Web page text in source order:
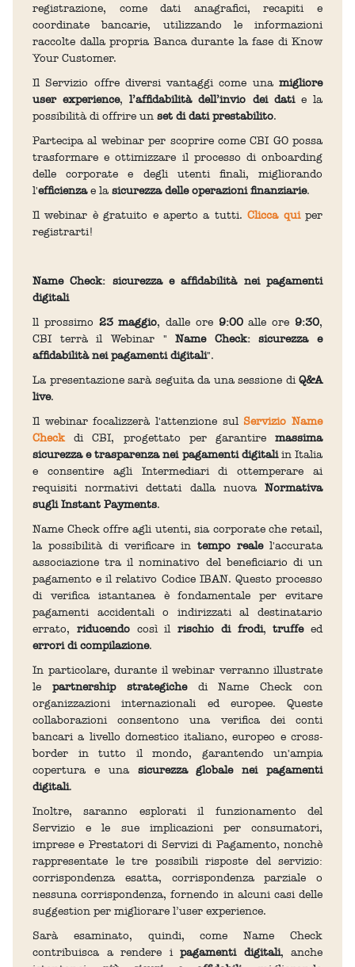
registrazione, come dati anagrafici, recapiti e
coordinate bancarie, utilizzando le informazioni
raccolte dalla propria Banca durante la fase di Know
Your Customer.
Il Servizio offre diversi vantaggi come una migliore
user experience,l’affidabilità dell’invio dei datie la
possibilità di offrire un set di dati prestabilito.
Partecipa al webinar per scoprire come CBI GO possa
trasformare e ottimizzare il processo di onboarding
delle corporate e degli utenti finali, migliorando
l'efficienzae la sicurezza delle operazioni finanziarie.
Il webinar è gratuito e aperto a tutti.Clicca quiper
registrarti!
Name Check: sicurezza e affidabilità nei pagamenti
digitali
ll prossimo 23 maggio, dalle ore 9:00alle ore9:30,
CBI terrà il Webinar "Name Check: sicurezza e
affidabilità nei pagamenti digitali".
La presentazione sarà seguita da una sessione diQ&A
live.
Il webinar focalizzerà l'attenzione sulServizio Name
Checkdi CBI, progettato per garantire massima
sicurezza e trasparenza nei pagamenti digitaliin Italia
e consentire agli Intermediari di ottemperare ai
requisiti normativi dettati dalla nuova Normativa
sugli Instant Payments.
Name Check offre agli utenti, sia corporate che retail,
la possibilità di verificare in tempo realel'accurata
associazione tra il nominativo del beneficiario di un
pagamento e il relativo Codice IBAN. Questo processo
di verifica istantanea è fondamentale per evitare
pagamenti accidentali o indirizzati al destinatario
errato, riducendo così il rischio di frodi,truffeed
errori di compilazione.
In particolare, durante il webinar verranno illustrate
le partnership strategichedi Name Check con
organizzazioni internazionali ed europee. Queste
collaborazioni consentono una verifica dei conti
bancari a livello domestico italiano, europeo e cross-
border in tutto il mondo, garantendo un'ampia
copertura e una sicurezza globale nei pagamenti
digitali.
Inoltre, saranno esplorati il funzionamento del
Servizio e le sue implicazioni per consumatori,
imprese e Prestatori di Servizi di Pagamento, nonchè
rappresentate le tre possibili risposte del servizio:
corrispondenza esatta, corrispondenza parziale o
nessuna corrispondenza, fornendo in alcuni casi delle
suggestion per migliorare l’user experience.
Sarà esaminato, quindi, come Name Check
contribuisca a rendere i pagamenti digitali, anche